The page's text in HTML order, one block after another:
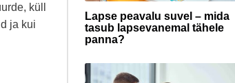
Lapse peavalu suvel – mida
tasub lapsevanemal tähele
panna?
küll
ja kui